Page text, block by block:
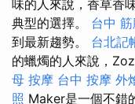
味的人來說，香草香
典型的選擇。 台中 筋
到最新趨勢。 台北記
的蠟燭的人來說，
母 按摩 台中 按摩 外
照 Maker是一個不錯